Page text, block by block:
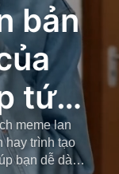
bản
tức
meme lan
hay trình tạo
bạn dễ dàng